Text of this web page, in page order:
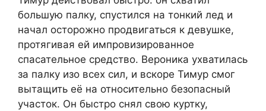
большую палку, спустился на тонкий лед и
начал осторожно продвигаться к девушке,
протягивая ей импровизированное
спасательное средство. Вероника ухватилась
за палку изо всех сил, и вскоре Тимур смог
вытащить её на относительно безопасный
участок. Он быстро снял свою куртку,